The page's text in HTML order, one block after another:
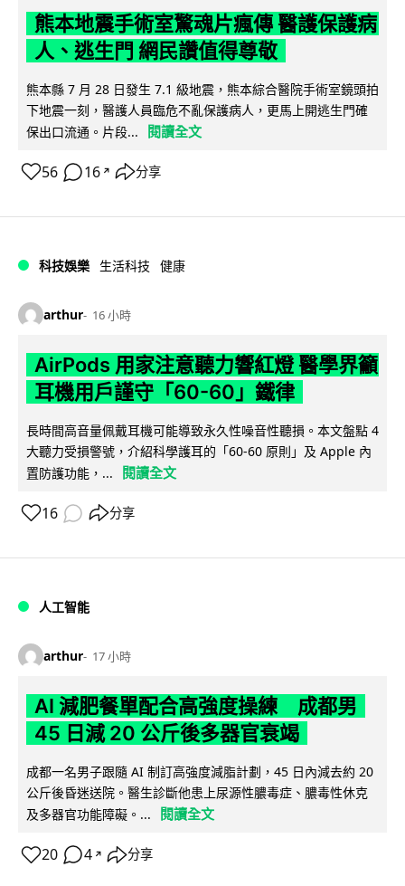
熊本地震手術室驚魂片瘋傳 醫護保護病
人、逃生門 網民讚值得尊敬
熊本縣 7 月 28 日發生 7.1 級地震，熊本綜合醫院手術室鏡頭拍
下地震一刻，醫護人員臨危不亂保護病人，更馬上開逃生門確
保出口流通。片段...
閱讀全文
56 16 ↗ 分享
科技娛樂 生活科技 健康
arthur 16 小時
AirPods 用家注意聽力響紅燈 醫學界籲
耳機用戶謹守「60-60」鐵律
長時間高音量佩戴耳機可能導致永久性噪音性聽損。本文盤點 4
大聽力受損警號，介紹科學護耳的「60-60 原則」及 Apple 內
置防護功能，...
閱讀全文
16 分享
人工智能
arthur 17 小時
AI 減肥餐單配合高強度操練 成都男
45 日減 20 公斤後多器官衰竭
成都一名男子跟隨 AI 制訂高強度減脂計劃，45 日內減去約 20
公斤後昏迷送院。醫生診斷他患上尿源性膿毒症、膿毒性休克
及多器官功能障礙。...
閱讀全文
20 4 ↗ 分享